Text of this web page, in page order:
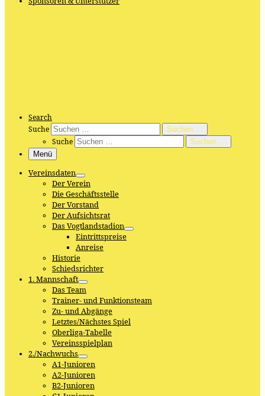
Search
Suche
Suchen …
Suche
Suchen …
Menü
Vereinsdaten
Der Verein
Die Geschäftsstelle
Der Vorstand
Der Aufsichtsrat
Das Vogtlandstadion
Eintrittspreise
Anreise
Historie
Schiedsrichter
1. Mannschaft
Das Team
Trainer- und Funktionsteam
Zu- und Abgänge
Letztes/Nächstes Spiel
Oberliga-Tabelle
Vereinsspielplan
2./Nachwuchs
A1-Junioren
A2-Junioren
B2-Junioren